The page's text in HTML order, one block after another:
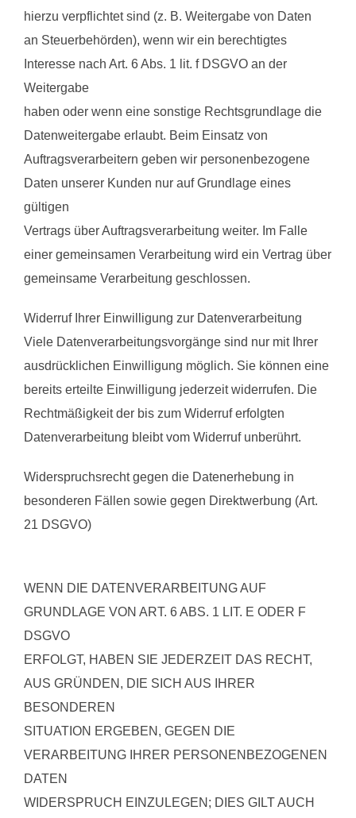
hierzu verpflichtet sind (z. B. Weitergabe von Daten
an Steuerbehörden), wenn wir ein berechtigtes
Interesse nach Art. 6 Abs. 1 lit. f DSGVO an der
Weitergabe
haben oder wenn eine sonstige Rechtsgrundlage die
Datenweitergabe erlaubt. Beim Einsatz von
Auftragsverarbeitern geben wir personenbezogene
Daten unserer Kunden nur auf Grundlage eines
gültigen
Vertrags über Auftragsverarbeitung weiter. Im Falle
einer gemeinsamen Verarbeitung wird ein Vertrag über
gemeinsame Verarbeitung geschlossen.
Widerruf Ihrer Einwilligung zur Datenverarbeitung
Viele Datenverarbeitungsvorgänge sind nur mit Ihrer
ausdrücklichen Einwilligung möglich. Sie können eine
bereits erteilte Einwilligung jederzeit widerrufen. Die
Rechtmäßigkeit der bis zum Widerruf erfolgten
Datenverarbeitung bleibt vom Widerruf unberührt.
Widerspruchsrecht gegen die Datenerhebung in
besonderen Fällen sowie gegen Direktwerbung (Art.
21 DSGVO)
WENN DIE DATENVERARBEITUNG AUF
GRUNDLAGE VON ART. 6 ABS. 1 LIT. E ODER F
DSGVO
ERFOLGT, HABEN SIE JEDERZEIT DAS RECHT,
AUS GRÜNDEN, DIE SICH AUS IHRER
BESONDEREN
SITUATION ERGEBEN, GEGEN DIE
VERARBEITUNG IHRER PERSONENBEZOGENEN
DATEN
WIDERSPRUCH EINZULEGEN; DIES GILT AUCH